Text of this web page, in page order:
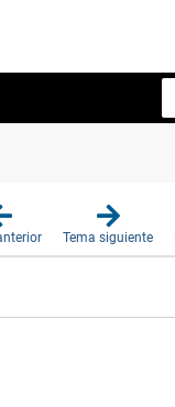
Tema siguiente